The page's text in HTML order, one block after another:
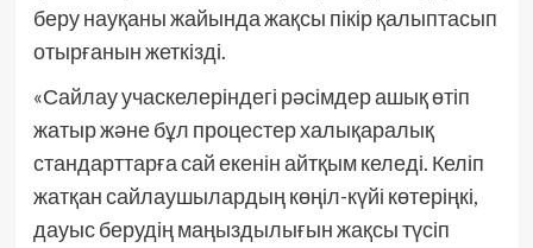
беру науқаны жайында жақсы пікір қалыптасып
отырғанын жеткізді.
«Сайлау учаскелеріндегі рәсімдер ашық өтіп
жатыр және бұл процестер халықаралық
стандарттарға сай екенін айтқым келеді. Келіп
жатқан сайлаушылардың көңіл-күйі көтеріңкі,
дауыс берудің маңыздылығын жақсы түсіп